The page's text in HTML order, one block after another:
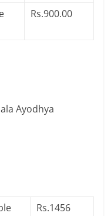
Rs.900.00
Ayodhya
Rs.1456